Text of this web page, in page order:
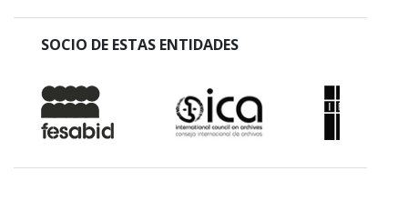
SOCIO DE ESTAS ENTIDADES